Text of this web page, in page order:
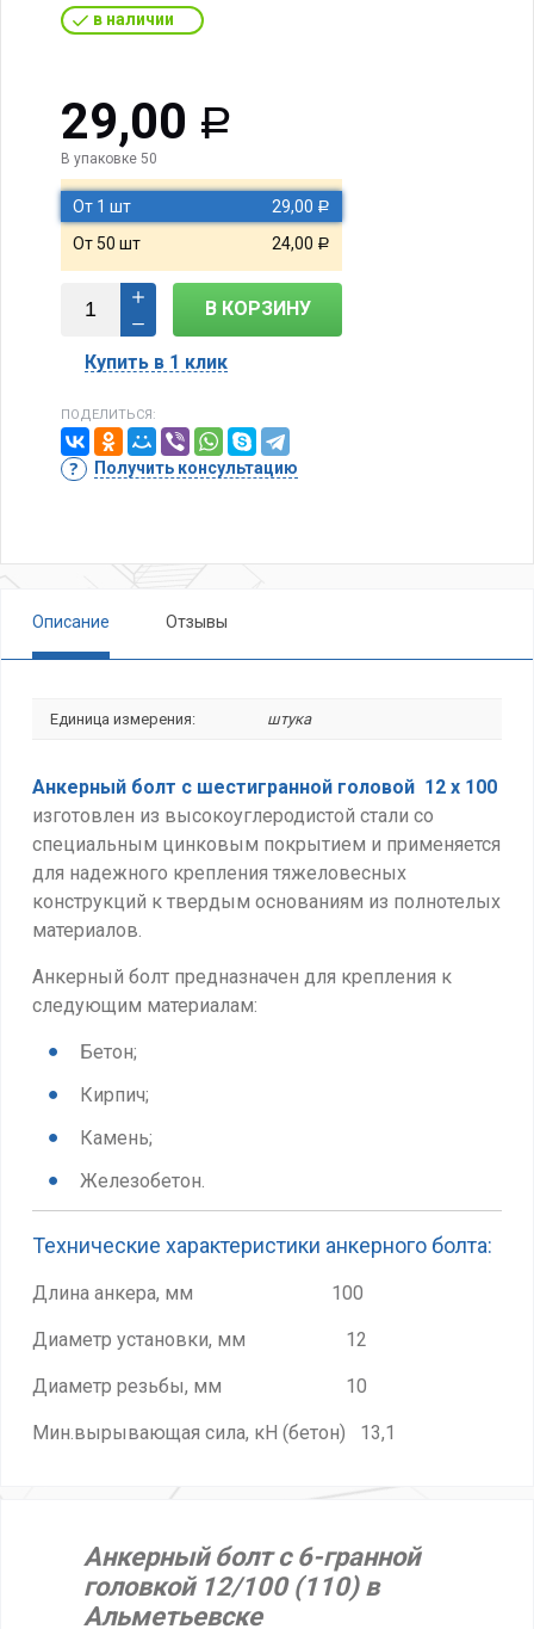
в наличии
29,00 Р
В упаковке 50
От 1 шт 29,00 Р
От 50 шт 24,00 Р
В КОРЗИНУ
Купить в 1 клик
ПОДЕЛИТЬСЯ:
Получить консультацию
Описание Отзывы
Единица измерения: штука
Анкерный болт с шестигранной головой 12 х 100
изготовлен из высокоуглеродистой стали со
специальным цинковым покрытием и применяется
для надежного крепления тяжеловесных
конструкций к твердым основаниям из полнотелых
материалов.
Анкерный болт предназначен для крепления к
следующим материалам:
Бетон;
Кирпич;
Камень;
Железобетон.
Технические характеристики анкерного болта:
Длина анкера, мм 100
Диаметр установки, мм 12
Диаметр резьбы, мм 10
Мин.вырывающая сила, кН (бетон) 13,1
Анкерный болт с 6-гранной
головкой 12/100 (110) в
Альметьевске